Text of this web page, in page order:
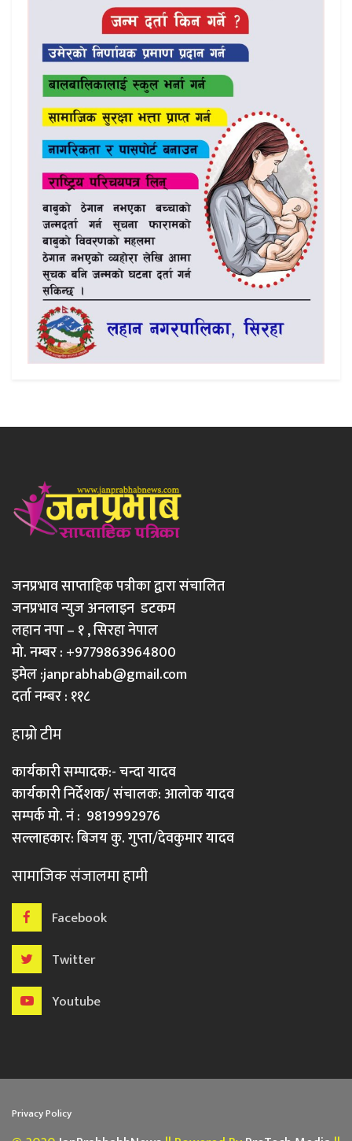
जनप्रभाव साप्ताहिक पत्रीका द्वारा संचालित
जनप्रभाव न्युज अनलाइन डटकम
लहान नपा – १ , सिरहा नेपाल
मो. नम्बर : +9779863964800
इमेल :janprabhab@gmail.com
दर्ता नम्बर : ११८
हाम्रो टीम
कार्यकारी सम्पादक:- चन्दा यादव
कार्यकारी निर्देशक/ संचालक: आलोक यादव
सम्पर्क मो. नं : 9819992976
सल्लाहकार: बिजय कु. गुप्ता/देवकुमार यादव
सामाजिक संजालमा हामी
Facebook
Twitter
Youtube
Privacy Policy